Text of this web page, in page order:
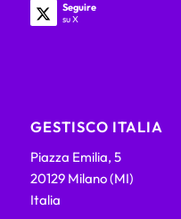
Seguire
su X
GESTISCO ITALIA
Piazza Emilia, 5
20129 Milano (MI)
Italia